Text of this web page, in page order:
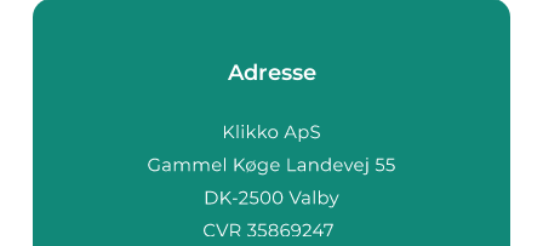
Adresse